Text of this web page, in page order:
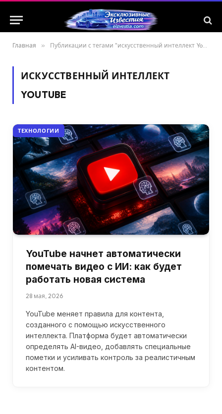
Главная » Публикации с тегами "искусственный интеллект YouTube"
ИСКУССТВЕННЫЙ ИНТЕЛЛЕКТ
YOUTUBE
ТЕХНОЛОГИИ
YouTube начнет автоматически
помечать видео с ИИ: как будет
работать новая система
28 мая, 2026
YouTube меняет правила для контента,
созданного с помощью искусственного
интеллекта. Платформа будет автоматически
определять AI-видео, добавлять специальные
пометки и усиливать контроль за реалистичным
контентом.